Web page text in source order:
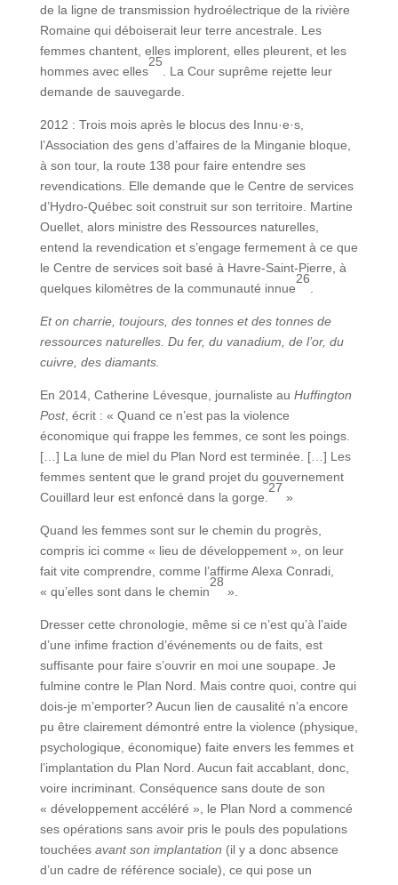
de la ligne de transmission hydroélectrique de la rivière
Romaine qui déboiserait leur terre ancestrale. Les
femmes chantent, elles implorent, elles pleurent, et les
hommes avec elles
25
. La Cour suprême rejette leur
demande de sauvegarde.
2012 : Trois mois après le blocus des Innu·e·s,
l’Association des gens d’affaires de la Minganie bloque,
à son tour, la route 138 pour faire entendre ses
revendications. Elle demande que le Centre de services
d’Hydro-Québec soit construit sur son territoire. Martine
Ouellet, alors ministre des Ressources naturelles,
entend la revendication et s’engage fermement à ce que
le Centre de services soit basé à Havre-Saint-Pierre, à
quelques kilomètres de la communauté innue
26
.
Et on charrie, toujours, des tonnes et des tonnes de
ressources naturelles. Du fer, du vanadium, de l’or, du
cuivre, des diamants.
En 2014, Catherine Lévesque, journaliste au Huffington
Post, écrit : « Quand ce n’est pas la violence
économique qui frappe les femmes, ce sont les poings.
[…] La lune de miel du Plan Nord est terminée. […] Les
femmes sentent que le grand projet du gouvernement
Couillard leur est enfoncé dans la gorge.
27
»
Quand les femmes sont sur le chemin du progrès,
compris ici comme « lieu de développement », on leur
fait vite comprendre, comme l’affirme Alexa Conradi,
« qu’elles sont dans le chemin
28
».
Dresser cette chronologie, même si ce n’est qu’à l’aide
d’une infime fraction d’événements ou de faits, est
suffisante pour faire s’ouvrir en moi une soupape. Je
fulmine contre le Plan Nord. Mais contre quoi, contre qui
dois-je m’emporter? Aucun lien de causalité n’a encore
pu être clairement démontré entre la violence (physique,
psychologique, économique) faite envers les femmes et
l’implantation du Plan Nord. Aucun fait accablant, donc,
voire incriminant. Conséquence sans doute de son
« développement accéléré », le Plan Nord a commencé
ses opérations sans avoir pris le pouls des populations
touchées avant son implantation (il y a donc absence
d’un cadre de référence sociale), ce qui pose un